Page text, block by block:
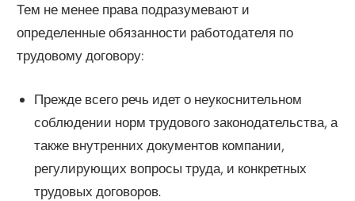
Тем не менее права подразумевают и
определенные обязанности работодателя по
трудовому договору:
Прежде всего речь идет о неукоснительном
соблюдении норм трудового законодательства, а
также внутренних документов компании,
регулирующих вопросы труда, и конкретных
трудовых договоров.